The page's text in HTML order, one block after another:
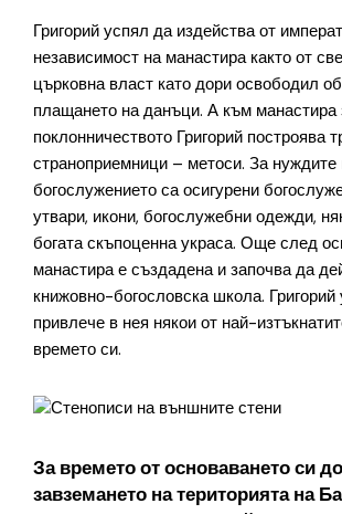
Григорий успял да издейства от
независимост на манастира както от
църковна власт като дори освободил
плащането на данъци. А към манастира
поклонничеството Григорий построява
страноприемници – метоси. За нуждите
богослужението са осигурени
утвари, икони, богослужебни одежди,
богата скъпоценна украса. Още след
манастира е създадена и започва да
книжовно-богословска школа.
привлече в нея някои от най-
времето си.
За времето от основаването си до
завземането на територията на